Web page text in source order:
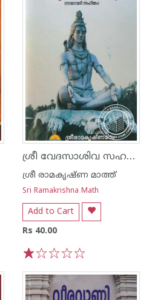
ശ്രീ വേദസാശിവ സഹസ്രനാമസ്തോത്രം
ശ്രീ രാമകൃഷ്ണ മാത്ത്
Sri Ramakrishna Math
Add to Cart
Rs 40.00